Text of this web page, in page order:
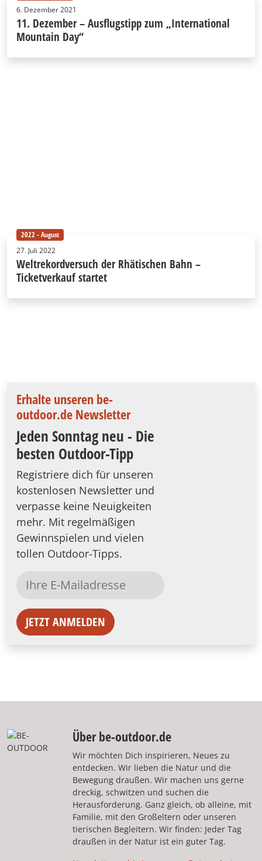
6. Dezember 2021
11. Dezember – Ausflugstipp zum „International
Mountain Day“
2022 - August
27. Juli 2022
Weltrekordversuch der Rhätischen Bahn –
Ticketverkauf startet
Erhalte unseren be-
outdoor.de Newsletter
Jeden Sonntag neu - Die
besten Outdoor-Tipp
Registriere dich für unseren
kostenlosen Newsletter und
verpasse keine Neuigkeiten
mehr. Mit regelmäßigen
Gewinnspielen und vielen
tollen Outdoor-Tipps.
JETZT ANMELDEN
Über be-outdoor.de
Wir möchten Dich inspirieren, Neues zu
entdecken. Wir lieben die Natur und die
Bewegung draußen. Wir machen uns gerne
dreckig, schwitzen und suchen die
Herausforderung. Ganz gleich, ob alleine, mit
Familie, mit den Großeltern oder unseren
tierischen Begleitern. Wir finden: Jeder Tag
draußen in der Natur ist ein guter Tag.